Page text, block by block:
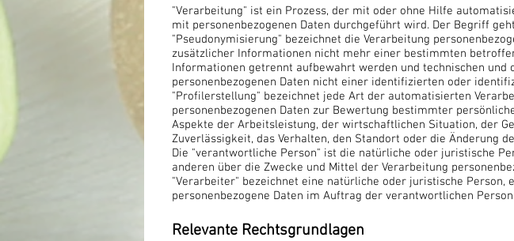
"Verarbeitung" ist ein Prozess, der mit oder ohne Hilfe
mit personenbezogenen Daten durchgeführt wird. Der Begriff
"Pseudonymisierung" bezeichnet die Verarbeitung
zusätzlicher Informationen nicht mehr einer bestimmten
Informationen getrennt aufbewahrt werden und technischen
personenbezogenen Daten nicht einer identifizierten oder
"Profilerstellung" bezeichnet jede Art der automatisierten
personenbezogenen Daten zur Bewertung bestimmter
Aspekte der Arbeitsleistung, der wirtschaftlichen Situation, der
Zuverlässigkeit, das Verhalten, den Standort oder die Änderung
Die "verantwortliche Person" ist die natürliche oder juristische
anderen über die Zwecke und Mittel der Verarbeitung
"Verarbeiter" bezeichnet eine natürliche oder juristische Person,
personenbezogene Daten im Auftrag der verantwortlichen
Relevante Rechtsgrundlagen